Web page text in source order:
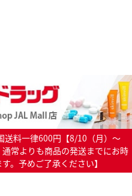
送料一律600円【8/10（月）～
常よりも商品の発送までにお時
。予めご了承ください】